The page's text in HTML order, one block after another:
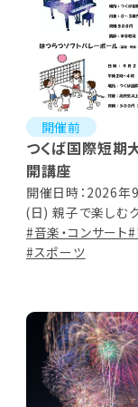
開催前
つくば国際短
開講座
開催日時：2026年
(日) 親子で楽しむ
コンサート 14:00
はつらつソフトバレ
#音楽・コンサート#
#スポーツ